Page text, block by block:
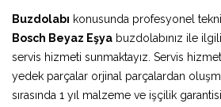
Buzdolabı konusunda profesyonel
Bosch Beyaz Eşya buzdolabınız ile
servis hizmeti sunmaktayız. Servis
yedek parçalar orjinal parçalardan
sırasında 1 yıl malzeme ve işçilik